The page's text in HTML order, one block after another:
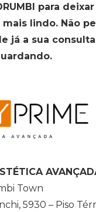
para
mais lindo. Não
já a sua
Town
5930 – Piso